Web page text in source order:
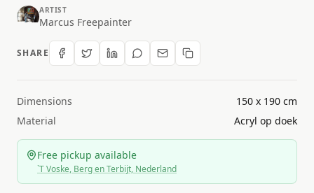
ARTIST
Marcus Freepainter
SHARE
Dimensions
150 x 190 cm
Material
Acryl op doek
Free pickup available
`T Voske, Berg en Terbijt, Nederland